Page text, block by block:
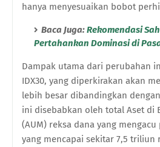
hanya menyesuaikan bobot
Baca Juga:Rekomendasi
Pertahankan Dominasi di
Dampak utama dari perubahan
IDX30, yang diperkirakan akan
lebih besar dibandingkan
ini disebabkan oleh total Aset di
(AUM) reksa dana yang mengacu
yang mencapai sekitar 7,5 triliun